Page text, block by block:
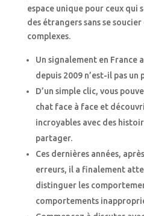
espace unique pour ceux qui
des étrangers sans se
complexes.
Un signalement en France
depuis 2009 n’est-il pas un
D’un simple clic, vous
chat face à face et
incroyables avec des
partager.
Ces dernières années,
erreurs, il a finalement
distinguer les
comportements